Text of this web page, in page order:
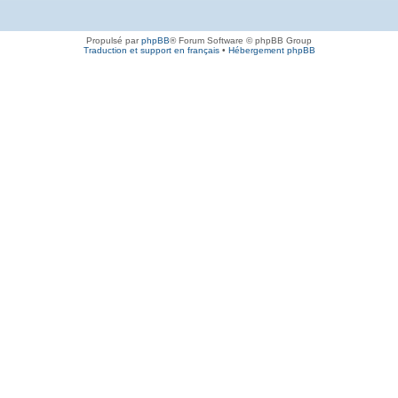
Propulsé parphpBB® Forum Software © phpBB Group
Traduction et support en français• Hébergement phpBB